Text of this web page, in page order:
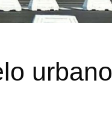
urbano